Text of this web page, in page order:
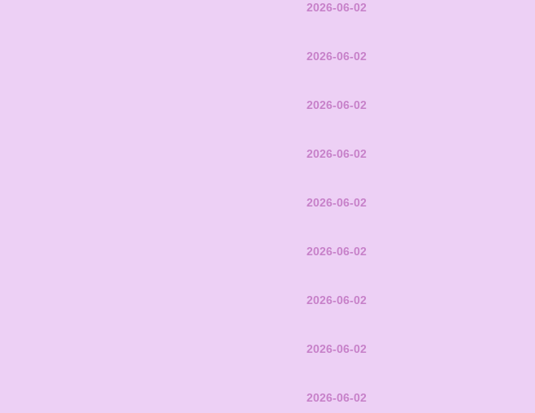
2026-06-02
2026-06-02
2026-06-02
2026-06-02
2026-06-02
2026-06-02
2026-06-02
2026-06-02
2026-06-02